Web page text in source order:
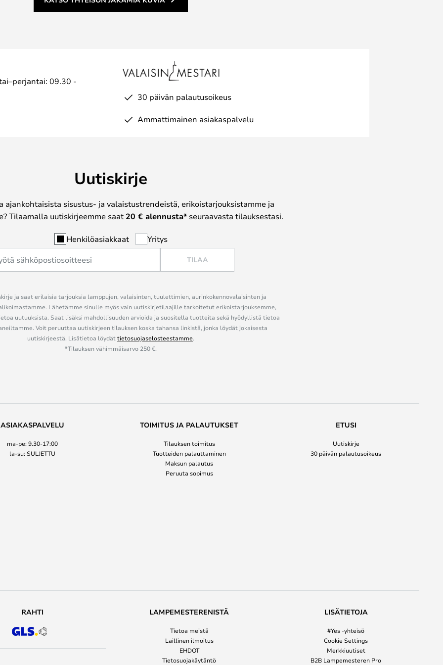
09.30 -
30 päivän palautusoikeus
Ammattimainen asiakaspalvelu
Uutiskirje
ajankohtaisista sisustus- ja valaistustrendeistä, erikoistarjouksistamme ja
Tilaamalla uutiskirjeemme saat 20 € alennusta* seuraavasta tilauksestasi.
Henkilöasiakkaat Yritys
TILAA
ja saat erilaisia tarjouksia lamppujen, valaisinten, tuulettimien, aurinkokennovalaisinten ja
Lähetämme sinulle myös vain uutiskirjetilaajille tarkoitetut erikoistarjouksemme,
uutuuksista. Saat lisäksi mahdollisuuden arvioida ja suositella tuotteita sekä hyödyllistä tietoa
Voit peruuttaa uutiskirjeen tilauksen koska tahansa linkistä, jonka löydät jokaisesta
uutiskirjeestä. Lisätietoa löydättietosuojaselosteestamme.
*Tilauksen vähimmäisarvo 250 €.
ASIAKASPALVELU
ma-pe: 9.30-17:00
la-su: SULJETTU
TOIMITUS JA PALAUTUKSET
Tilauksen toimitus
Tuotteiden palauttaminen
Maksun palautus
Peruuta sopimus
ETUSI
Uutiskirje
30 päivän palautusoikeus
RAHTI LAMPEMESTERENISTÄ
Tietoa meistä
Laillinen ilmoitus
EHDOT
Tietosuojakäytäntö
LISÄTIETOJA
#Yes -yhteisö
Cookie Settings
Merkkiuutiset
B2B Lampemesteren Pro